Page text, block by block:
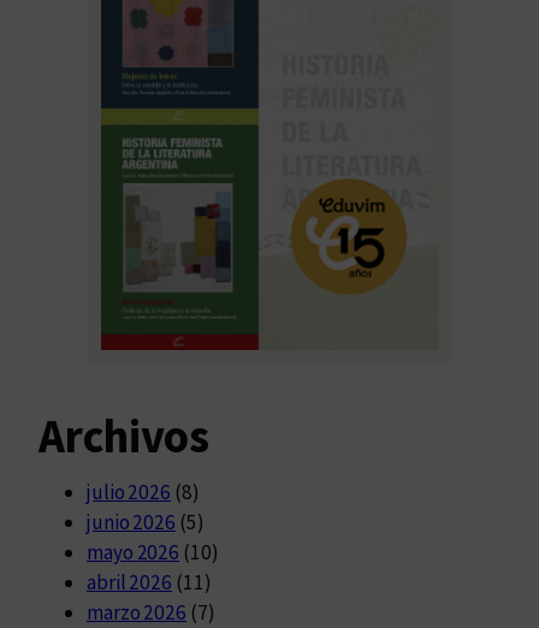
Archivos
julio 2026 (8)
junio 2026 (5)
mayo 2026 (10)
abril 2026 (11)
marzo 2026 (7)